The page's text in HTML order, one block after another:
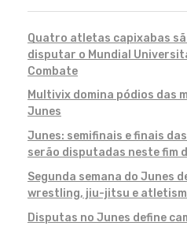
Quatro atletas capixabas
disputar o Mundial
Combate
Multivix domina pódios das
Junes
Junes: semifinais e finais
serão disputadas neste fim
Segunda semana do Junes
wrestling, jiu-jitsu e
Disputas no Junes define